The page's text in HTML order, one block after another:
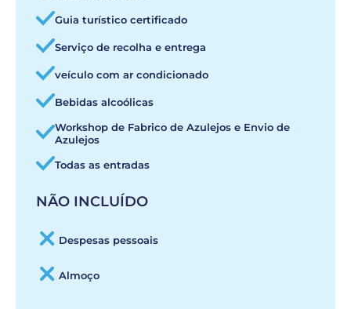
Guia turístico certificado
Serviço de recolha e entrega
veículo com ar condicionado
Bebidas alcoólicas
Workshop de Fabrico de Azulejos e Envio de
Azulejos
Todas as entradas
NÃO INCLUÍDO
Despesas pessoais
Almoço